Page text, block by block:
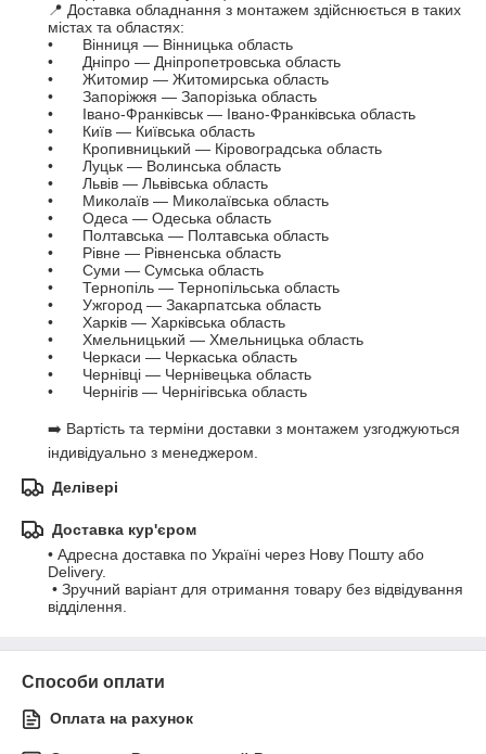
📍 Доставка обладнання з монтажем здійснюється в таких
містах та областях:
•	Вінниця — Вінницька область
•	Дніпро — Дніпропетровська область
•	Житомир — Житомирська область
•	Запоріжжя — Запорізька область
•	Івано-Франківськ — Івано-Франківська область
•	Київ — Київська область
•	Кропивницький — Кіровоградська область
•	Луцьк — Волинська область
•	Львів — Львівська область
•	Миколаїв — Миколаївська область
•	Одеса — Одеська область
•	Полтавська — Полтавська область
•	Рівне — Рівненська область
•	Суми — Сумська область
•	Тернопіль — Тернопільська область
•	Ужгород — Закарпатська область
•	Харків — Харківська область
•	Хмельницький — Хмельницька область
•	Черкаси — Черкаська область
•	Чернівці — Чернівецька область
•	Чернігів — Чернігівська область
➡️ Вартість та терміни доставки з монтажем узгоджуються
індивідуально з менеджером.
Делівері
Доставка кур'єром
• Адресна доставка по Україні через Нову Пошту або
Delivery.
відділення.
Способи оплати
Оплата на рахунок